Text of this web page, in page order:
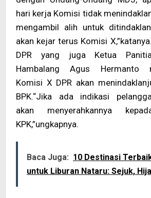
hari kerja Komisi tidak
mengambil alih untuk
akan kejar terus Komisi
DPR yang juga Ketua
Hambalang Agus Hermanto
Komisi X DPR akan
BPK.“Jika ada indikasi
akan menyerahkannya
KPK,”ungkapnya.
Baca Juga: 10 Destinasi
untuk Liburan Nataru: Sejuk,